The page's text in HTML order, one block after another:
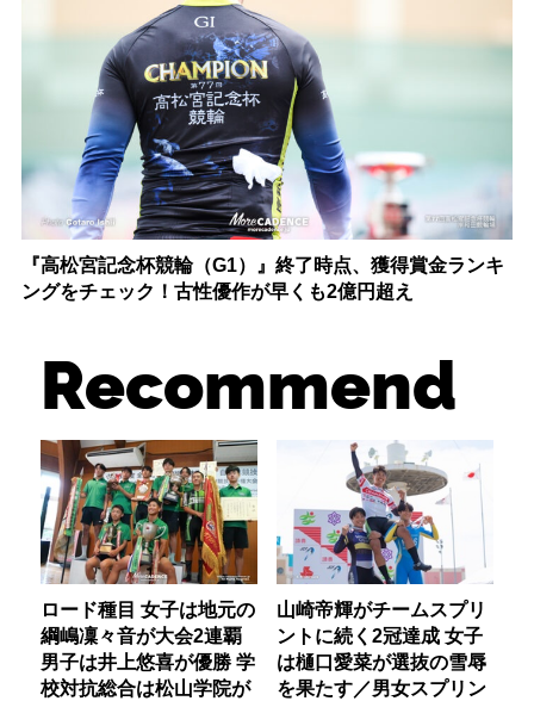
『高松宮記念杯競輪（G1）』終了時点、獲得賞金ランキ
ングをチェック！古性優作が早くも2億円超え
Recommend
ロード種目 女子は地元の
綱嶋凜々音が大会2連覇
男子は井上悠喜が優勝 学
校対抗総合は松山学院が
山崎帝輝がチームスプリ
ントに続く2冠達成 女子
は樋口愛菜が選抜の雪辱
を果たす／男女スプリン